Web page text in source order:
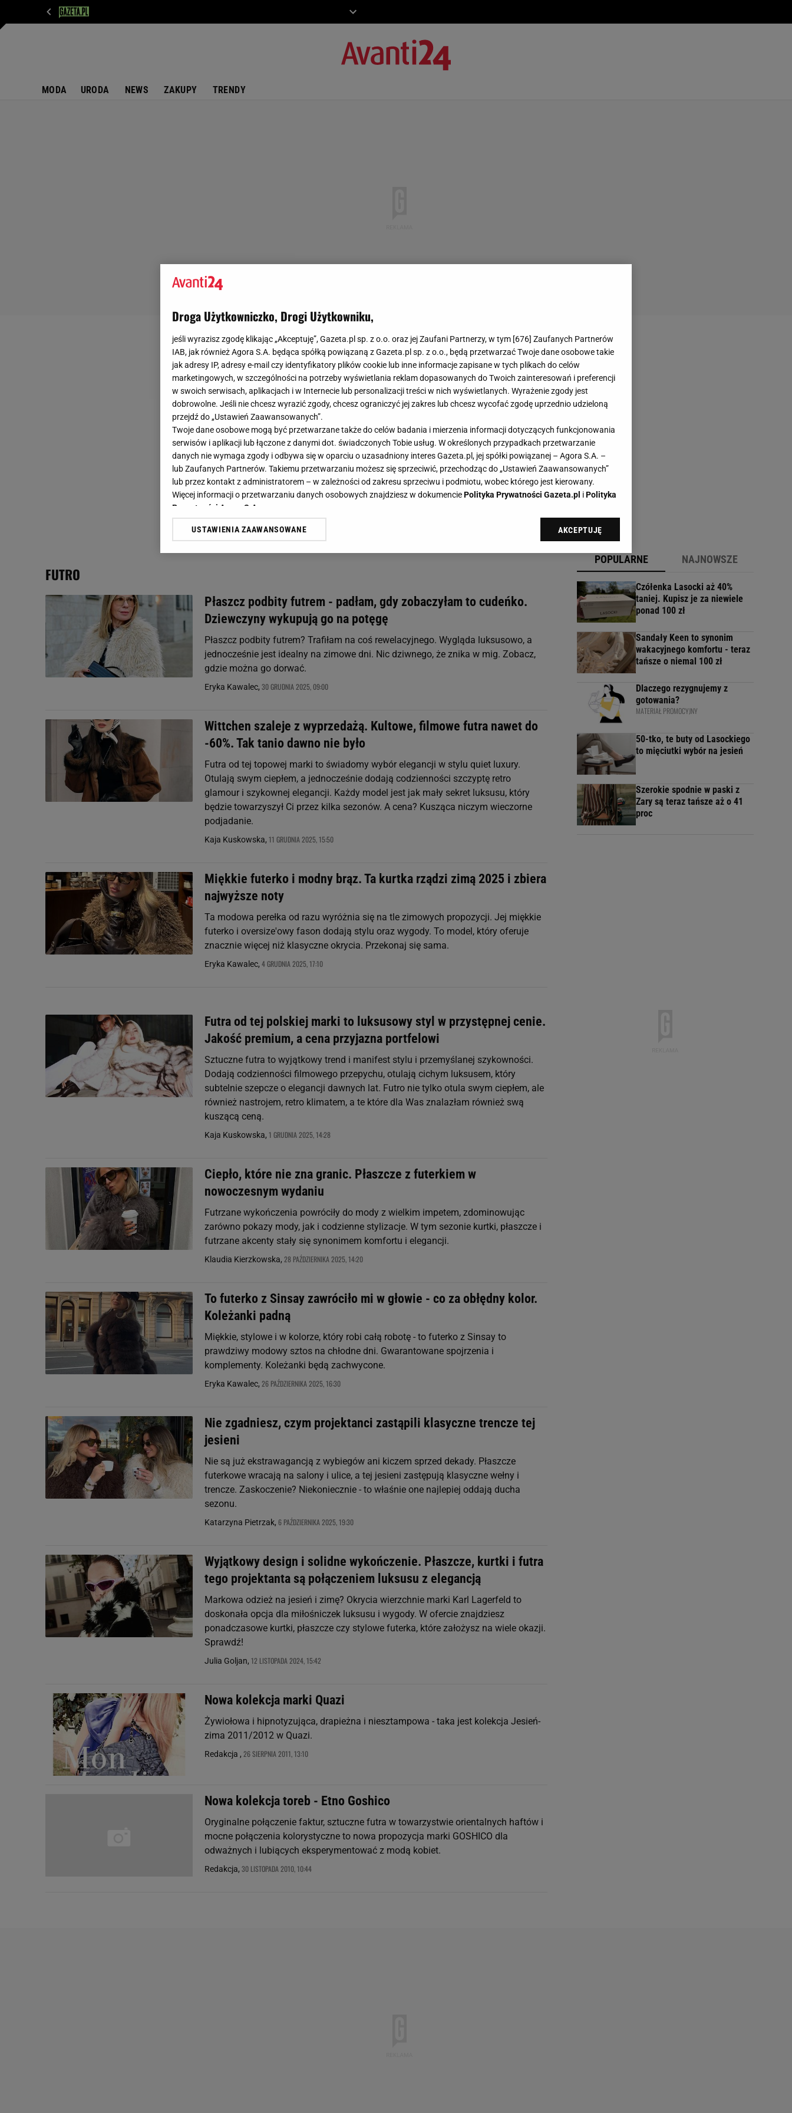
MODA URODA NEWS ZAKUPY TRENDY
FUTRO
Płaszcz podbity futrem - padłam, gdy zobaczyłam to cudeńko.
Dziewczyny wykupują go na potęgę
Płaszcz podbity futrem? Trafiłam na coś rewelacyjnego. Wygląda luksusowo, a
jednocześnie jest idealny na zimowe dni. Nic dziwnego, że znika w mig. Zobacz,
gdzie można go dorwać.
Eryka Kawalec, 30 GRUDNIA 2025, 09:00
Wittchen szaleje z wyprzedażą. Kultowe, filmowe futra nawet do
-60%. Tak tanio dawno nie było
Futra od tej topowej marki to świadomy wybór elegancji w stylu quiet luxury.
Otulają swym ciepłem, a jednocześnie dodają codzienności szczyptę retro
glamour i szykownej elegancji. Każdy model jest jak mały sekret luksusu, który
będzie towarzyszył Ci przez kilka sezonów. A cena? Kusząca niczym wieczorne
podjadanie.
Kaja Kuskowska, 11 GRUDNIA 2025, 15:50
Miękkie futerko i modny brąz. Ta kurtka rządzi zimą 2025 i zbiera
najwyższe noty
Ta modowa perełka od razu wyróżnia się na tle zimowych propozycji. Jej miękkie
futerko i oversize'owy fason dodają stylu oraz wygody. To model, który oferuje
znacznie więcej niż klasyczne okrycia. Przekonaj się sama.
Eryka Kawalec, 4 GRUDNIA 2025, 17:10
Futra od tej polskiej marki to luksusowy styl w przystępnej cenie.
Jakość premium, a cena przyjazna portfelowi
Sztuczne futra to wyjątkowy trend i manifest stylu i przemyślanej szykowności.
Dodają codzienności filmowego przepychu, otulają cichym luksusem, który
subtelnie szepcze o elegancji dawnych lat. Futro nie tylko otula swym ciepłem, ale
również nastrojem, retro klimatem, a te które dla Was znalazłam również swą
kuszącą ceną.
Kaja Kuskowska, 1 GRUDNIA 2025, 14:28
Ciepło, które nie zna granic. Płaszcze z futerkiem w
nowoczesnym wydaniu
Futrzane wykończenia powróciły do mody z wielkim impetem, zdominowując
zarówno pokazy mody, jak i codzienne stylizacje. W tym sezonie kurtki, płaszcze i
futrzane akcenty stały się synonimem komfortu i elegancji.
Klaudia Kierzkowska, 28 PAŹDZIERNIKA 2025, 14:20
To futerko z Sinsay zawróciło mi w głowie - co za obłędny kolor.
Koleżanki padną
Miękkie, stylowe i w kolorze, który robi całą robotę - to futerko z Sinsay to
prawdziwy modowy sztos na chłodne dni. Gwarantowane spojrzenia i
komplementy. Koleżanki będą zachwycone.
Eryka Kawalec, 26 PAŹDZIERNIKA 2025, 16:30
Nie zgadniesz, czym projektanci zastąpili klasyczne trencze tej
jesieni
Nie są już ekstrawagancją z wybiegów ani kiczem sprzed dekady. Płaszcze
futerkowe wracają na salony i ulice, a tej jesieni zastępują klasyczne wełny i
trencze. Zaskoczenie? Niekoniecznie - to właśnie one najlepiej oddają ducha
sezonu.
Katarzyna Pietrzak, 6 PAŹDZIERNIKA 2025, 19:30
Wyjątkowy design i solidne wykończenie. Płaszcze, kurtki i futra
tego projektanta są połączeniem luksusu z elegancją
Markowa odzież na jesień i zimę? Okrycia wierzchnie marki Karl Lagerfeld to
doskonała opcja dla miłośniczek luksusu i wygody. W ofercie znajdziesz
ponadczasowe kurtki, płaszcze czy stylowe futerka, które założysz na wiele okazji.
Sprawdź!
Julia Goljan, 12 LISTOPADA 2024, 15:42
Nowa kolekcja marki Quazi
Żywiołowa i hipnotyzująca, drapieżna i niesztampowa - taka jest kolekcja Jesień-
zima 2011/2012 w Quazi.
Redakcja , 26 SIERPNIA 2011, 13:10
Nowa kolekcja toreb - Etno Goshico
Oryginalne połączenie faktur, sztuczne futra w towarzystwie orientalnych haftów i
mocne połączenia kolorystyczne to nowa propozycja marki GOSHICO dla
odważnych i lubiących eksperymentować z modą kobiet.
Redakcja, 30 LISTOPADA 2010, 10:44
POPULARNE NAJNOWSZE
Czółenka Lasocki aż 40%
taniej. Kupisz je za niewiele
ponad 100 zł
Sandały Keen to synonim
wakacyjnego komfortu - teraz
tańsze o niemal 100 zł
Dlaczego rezygnujemy z
gotowania?
MATERIAŁ PROMOCYJNY
50-tko, te buty od Lasockiego
to mięciutki wybór na jesień
Szerokie spodnie w paski z
Zary są teraz tańsze aż o 41
proc
Droga Użytkowniczko, Drogi Użytkowniku,
jeśli wyrazisz zgodę klikając „Akceptuję”, Gazeta.pl sp. z o.o. oraz jej Zaufani Partnerzy, w tym [676] Zaufanych Partnerów
IAB, jak również Agora S.A. będąca spółką powiązaną z Gazeta.pl sp. z o.o., będą przetwarzać Twoje dane osobowe takie
jak adresy IP, adresy e-mail czy identyfikatory plików cookie lub inne informacje zapisane w tych plikach do celów
marketingowych, w szczególności na potrzeby wyświetlania reklam dopasowanych do Twoich zainteresowań i preferencji
w swoich serwisach, aplikacjach i w Internecie lub personalizacji treści w nich wyświetlanych. Wyrażenie zgody jest
dobrowolne. Jeśli nie chcesz wyrazić zgody, chcesz ograniczyć jej zakres lub chcesz wycofać zgodę uprzednio udzieloną
przejdź do „Ustawień Zaawansowanych”.
Twoje dane osobowe mogą być przetwarzane także do celów badania i mierzenia informacji dotyczących funkcjonowania
serwisów i aplikacji lub łączone z danymi dot. świadczonych Tobie usług. W określonych przypadkach przetwarzanie
danych nie wymaga zgody i odbywa się w oparciu o uzasadniony interes Gazeta.pl, jej spółki powiązanej – Agora S.A. –
lub Zaufanych Partnerów. Takiemu przetwarzaniu możesz się sprzeciwić, przechodząc do „Ustawień Zaawansowanych”
lub przez kontakt z administratorem – w zależności od zakresu sprzeciwu i podmiotu, wobec którego jest kierowany.
Więcej informacji o przetwarzaniu danych osobowych znajdziesz w dokumenciePolityka Prywatności Gazeta.pl iPolityka
Prywatności Agora S.A.
Klikając „Akceptuję” wyrażasz też zgodę na zainstalowanie i przechowywanie plików cookie Gazeta.pl sp. z o.o., jej
dotyczące plików cookie, wywołując narzędzie do zarządzania twoimi preferencjami dot. przetwarzania danych poprzez
odnośnik „Ustawienia prywatności ” w stopce serwisu i przechodząc do „Ustawień Zaawansowanych”. Zmiana ustawień
My, nasi Zaufani Partnerzy i Agora S.A. możemy przetwarzać dane osobowe w następujących celach:
Użycie dokładnych danych geolokalizacyjnych. Aktywne skanowanie charakterystyki urządzenia do celów identyfikacji.
Przechowywanie informacji na urządzeniu lub dostęp do nich. Spersonalizowane reklamy i treści, pomiar reklam i treści,
badnie odbiorców i ulepszanie usług.
Lista Zaufanych Partnerów
USTAWIENIA ZAAWANSOWANE AKCEPTUJĘ